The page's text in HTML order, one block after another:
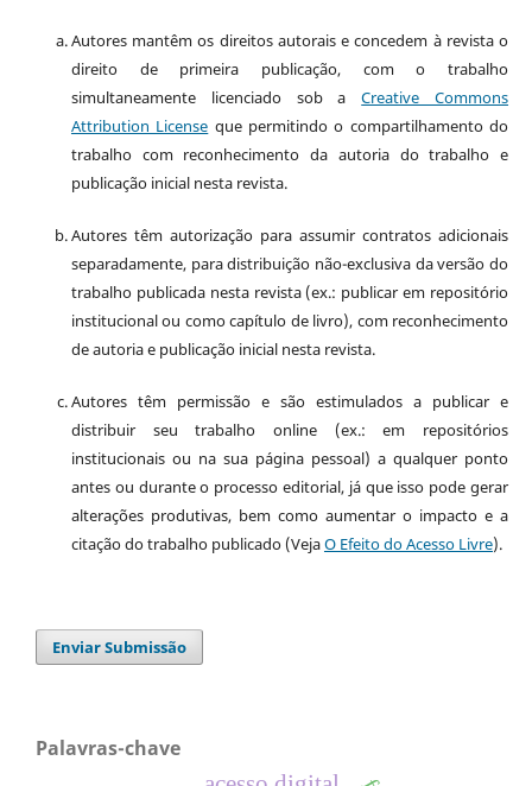
Autores mantêm os direitos autorais e concedem à revista o
direito de primeira publicação, com o trabalho
simultaneamente licenciado sob aCreative Commons
Attribution License que permitindo o compartilhamento do
trabalho com reconhecimento da autoria do trabalho e
publicação inicial nesta revista.
Autores têm autorização para assumir contratos adicionais
separadamente, para distribuição não-exclusiva da versão do
trabalho publicada nesta revista (ex.: publicar em repositório
institucional ou como capítulo de livro), com reconhecimento
de autoria e publicação inicial nesta revista.
Autores têm permissão e são estimulados a publicar e
distribuir seu trabalho online (ex.: em repositórios
institucionais ou na sua página pessoal) a qualquer ponto
antes ou durante o processo editorial, já que isso pode gerar
alterações produtivas, bem como aumentar o impacto e a
citação do trabalho publicado (VejaO Efeito do Acesso Livre).
Enviar Submissão
Palavras-chave